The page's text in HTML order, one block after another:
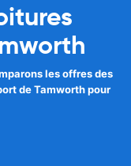
les offres des
de Tamworth pour